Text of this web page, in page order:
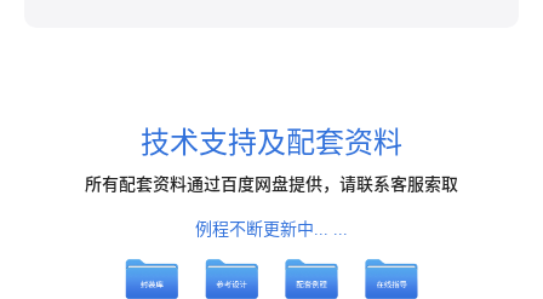
技术支持及配套资料
所有配套资料通过百度网盘提供，请联系客服索取
例程不断更新中... ...